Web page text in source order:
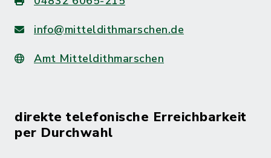
info@mitteldithmarschen.de
Amt Mitteldithmarschen
direkte telefonische Erreichbarkeit
per Durchwahl